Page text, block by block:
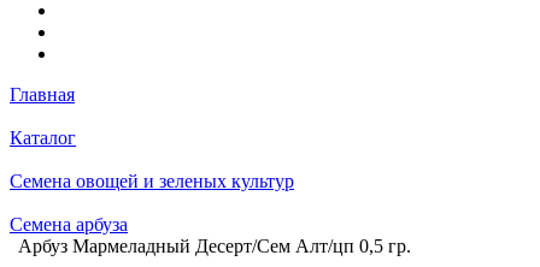
Главная
Каталог
Семена овощей и зеленых культур
Семена арбуза
Арбуз Мармеладный Десерт/Сем Алт/цп 0,5 гр.